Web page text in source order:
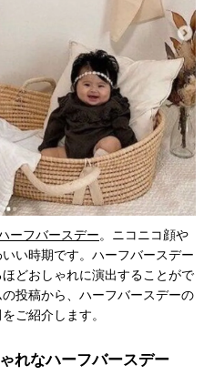
ーフバースデー。ニコニコ顔や
い時期です。ハーフバースデー
どおしゃれに演出することがで
投稿から、ハーフバースデーの
ご紹介します。
れなハーフバースデー